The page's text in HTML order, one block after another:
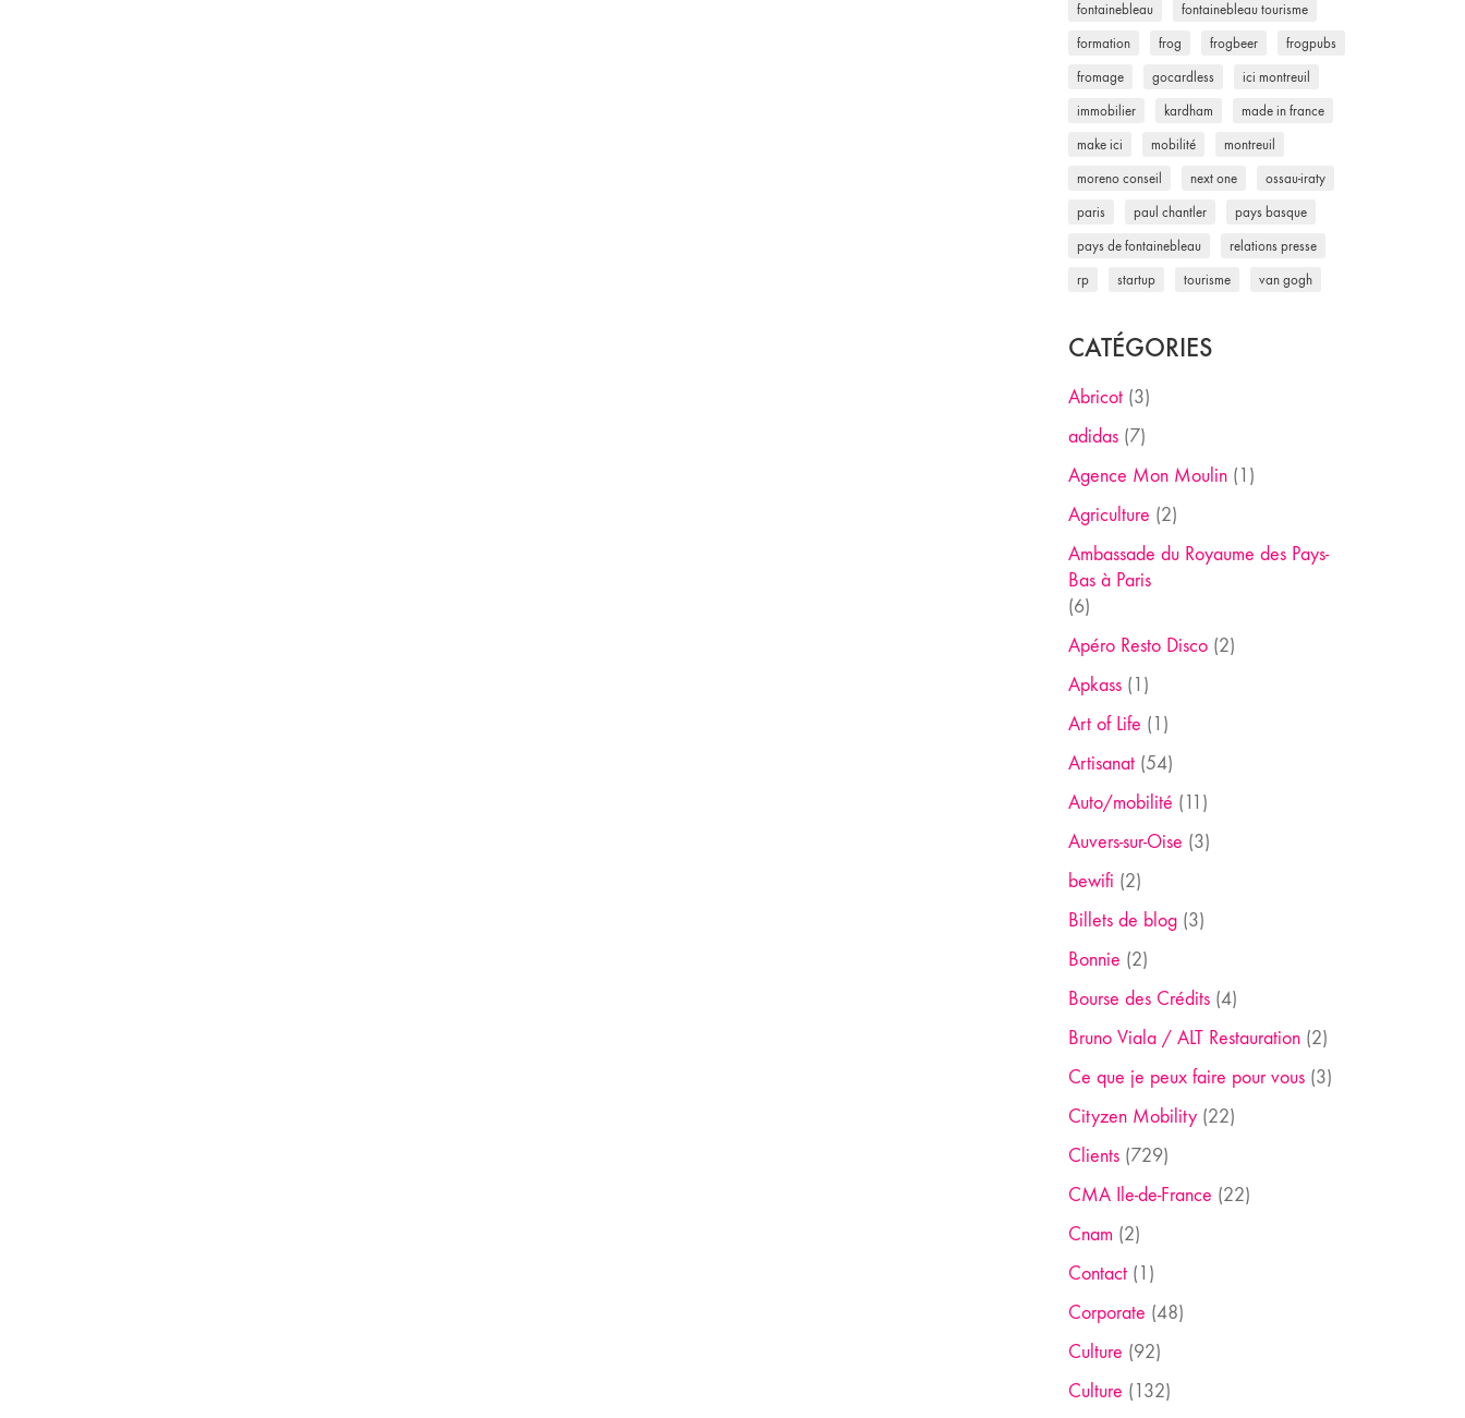
fontainebleau fontainebleau tourisme
formation frog frogbeer frogpubs
fromage gocardless ici montreuil
immobilier kardham made in france
make ici mobilité montreuil
moreno conseil next one ossau-iraty
paris paul chantler pays basque
pays de fontainebleau relations presse
rp startup tourisme van gogh
CATÉGORIES
Abricot(3)
adidas(7)
Agence Mon Moulin(1)
Agriculture (2)
Ambassade du Royaume des Pays-
Bas à Paris
(6)
Apéro Resto Disco(2)
Apkass(1)
Art of Life (1)
Artisanat(54)
Auto/mobilité (11)
Auvers-sur-Oise (3)
bewifi (2)
Billets de blog(3)
Bonnie (2)
Bourse des Crédits(4)
Bruno Viala / ALT Restauration(2)
Ce que je peux faire pour vous(3)
Cityzen Mobility(22)
Clients(729)
CMA Ile-de-France (22)
Cnam (2)
Contact(1)
Corporate (48)
Culture (92)
Culture (132)